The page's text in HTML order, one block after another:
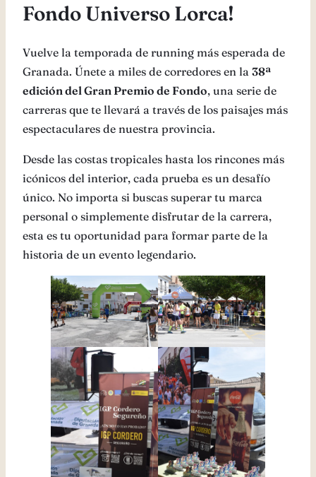
Fondo Universo Lorca!
Vuelve la temporada de running más esperada de
Granada. Únete a miles de corredores en la 38ª
edición del Gran Premio de Fondo, una serie de
carreras que te llevará a través de los paisajes más
espectaculares de nuestra provincia.
Desde las costas tropicales hasta los rincones más
icónicos del interior, cada prueba es un desafío
único. No importa si buscas superar tu marca
personal o simplemente disfrutar de la carrera,
esta es tu oportunidad para formar parte de la
historia de un evento legendario.